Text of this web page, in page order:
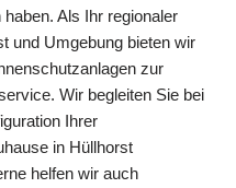
Als Ihr regionaler
und Umgebung bieten wir
zur
Wir begleiten Sie bei
Ihrer
in Hüllhorst
helfen wir auch